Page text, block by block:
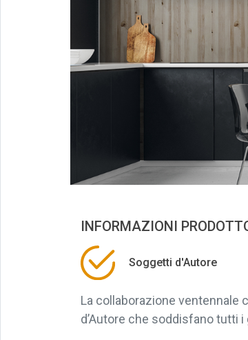
INFORMAZIONI
Soggetti d'Autore
La collaborazione ventennale
d’Autore che soddisfano tutti